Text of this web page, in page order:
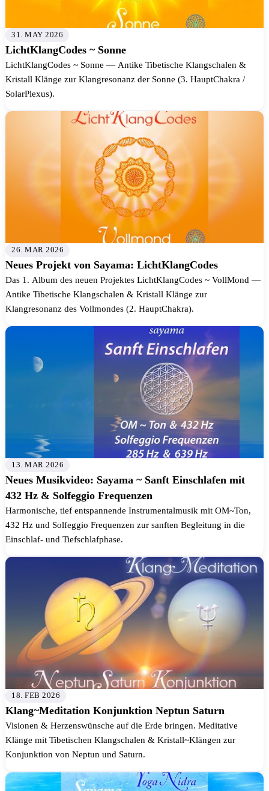
31. MAY 2026
LichtKlangCodes ~ Sonne
LichtKlangCodes ~ Sonne — Antike Tibetische Klangschalen &
Kristall Klänge zur Klangresonanz der Sonne (3. HauptChakra /
SolarPlexus).
26. MAR 2026
Neues Projekt von Sayama: LichtKlangCodes
Das 1. Album des neuen Projektes LichtKlangCodes ~ VollMond —
Antike Tibetische Klangschalen & Kristall Klänge zur
Klangresonanz des Vollmondes (2. HauptChakra).
13. MAR 2026
Neues Musikvideo: Sayama ~ Sanft Einschlafen mit
432 Hz & Solfeggio Frequenzen
Harmonische, tief entspannende Instrumentalmusik mit OM~Ton,
432 Hz und Solfeggio Frequenzen zur sanften Begleitung in die
Einschlaf- und Tiefschlafphase.
18. FEB 2026
Klang~Meditation Konjunktion Neptun Saturn
Visionen & Herzenswünsche auf die Erde bringen. Meditative
Klänge mit Tibetischen Klangschalen & Kristall~Klängen zur
Konjunktion von Neptun und Saturn.